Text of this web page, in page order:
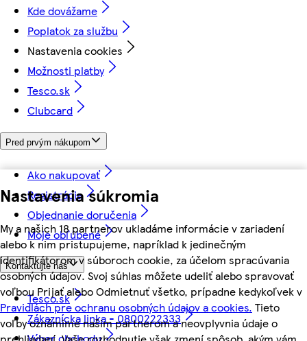
Nastavenia súkromia
My a našich 18 partnerov ukladáme informácie v zariadení
alebo k nim pristupujeme, napríklad k jedinečným
identifikátorom v súboroch cookie, za účelom spracúvania
osobných údajov. Svoj súhlas môžete udeliť alebo spravovať
voľbou Prijať alebo Odmietnuť všetko, prípadne kedykoľvek v
Pravidlách pre ochranu osobných údajov a cookies. Tieto
voľby oznámime našim partnerom a neovplyvnia údaje o
Kde dovážame
Poplatok za službu
Nastavenia cookies
Možnosti platby
Tesco.sk
Clubcard
Pred prvým nákupom
Ako nakupovať
Registrácia
Objednanie doručenia
Moje obľúbené
Kontaktujte nás
Tesco.sk
Zákaznícka linka - 0800222333